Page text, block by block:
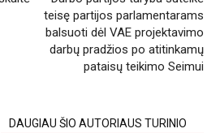
teisę partijos parlamentarams
balsuoti dėl VAE projektavimo
darbų pradžios po atitinkamų
pataisų teikimo Seimui
DAUGIAU ŠIO AUTORIAUS TURINIO